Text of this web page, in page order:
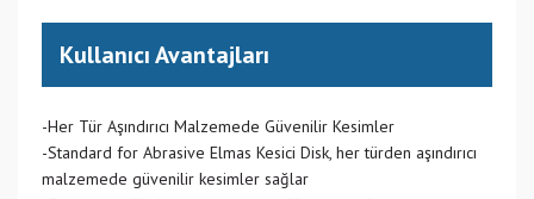
Kullanıcı Avantajları
-Her Tür Aşındırıcı Malzemede Güvenilir Kesimler
-Standard for Abrasive Elmas Kesici Disk, her türden aşındırıcı
malzemede güvenilir kesimler sağlar